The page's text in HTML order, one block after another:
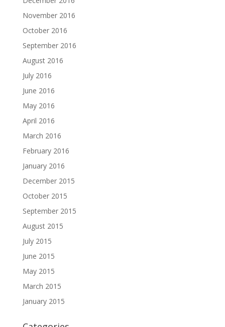
November 2016
October 2016
September 2016
August 2016
July 2016
June 2016
May 2016
April 2016
March 2016
February 2016
January 2016
December 2015
October 2015
September 2015
August 2015
July 2015
June 2015
May 2015
March 2015
January 2015